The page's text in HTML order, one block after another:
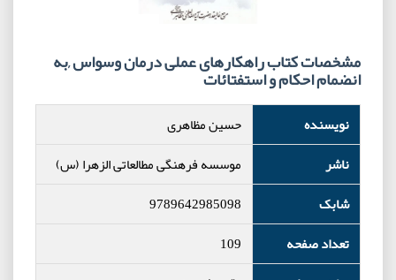
مشخصات کتاب راهکارهای عملی درمان وسواس ,به
انضمام احکام و استفتائات
نویسنده
حسین مظاهری
ناشر
موسسه فرهنگی مطالعاتی الزهرا (س)
شابک
9789642985098
تعداد صفحه
109